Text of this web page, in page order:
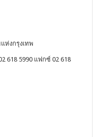
ห่งกรุงเทพ
618 5990 แฟกซ์ 02 618